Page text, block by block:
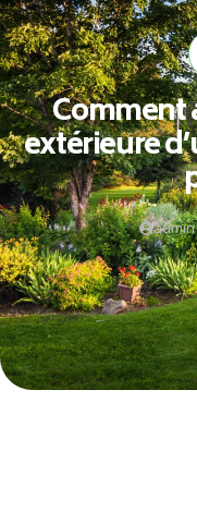
Comment
extérieure
admin